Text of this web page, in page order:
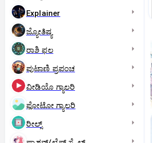
Explainer
ಜ್ಯೋತಿಷ್ಯ
ರಾಶಿ ಫಲ
ಪುಟಾಣಿ ಪ್ರಪಂಚ
ವೀಡಿಯೊ ಗ್ಯಾಲರಿ
ಫೋಟೋ ಗ್ಯಾಲರಿ
ರೀಲ್ಸ್